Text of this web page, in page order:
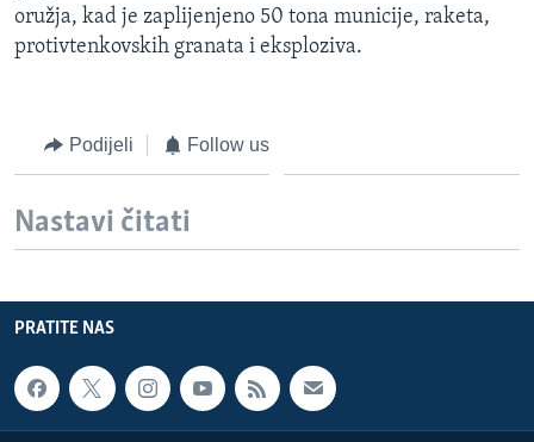
oružja, kad je zaplijenjeno 50 tona municije, raketa,
protivtenkovskih granata i eksploziva.
Podijeli Follow us
Nastavi čitati
PRATITE NAS